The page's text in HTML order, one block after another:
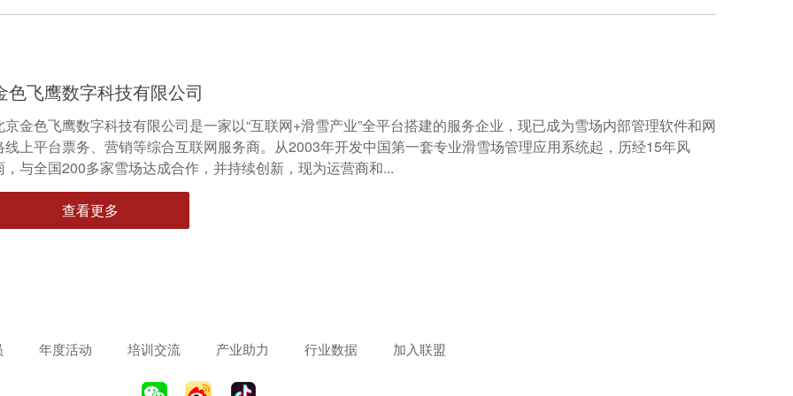
色飞鹰数字科技有限公司
京金色飞鹰数字科技有限公司是一家以“互联网+滑雪产业”全平台搭建的服务企业，现已成为雪场内部管理软件和网
线上平台票务、营销等综合互联网服务商。从2003年开发中国第一套专业滑雪场管理应用系统起，历经15年风
，与全国200多家雪场达成合作，并持续创新，现为运营商和...
查看更多
年度活动 培训交流 产业助力 行业数据 加入联盟